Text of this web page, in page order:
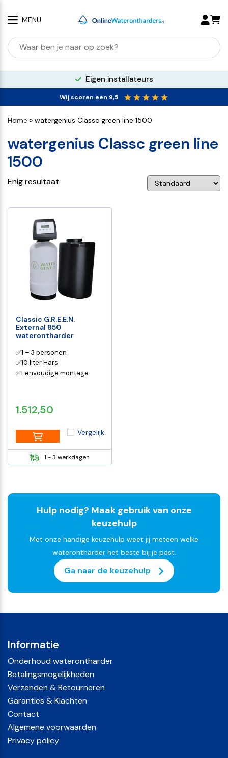
MENU
Zoeken
naar:
Eigen installateurs
Wij scoren een 9,5
Home » watergenius Classc green line 1500
watergenius Classc green line
1500
Enig resultaat
Classic G.R.E.E.N.
External 850
waterontharder
1.512,50
✅1 – 3 personen
✅10 liter Hars
✅Eenvoudige montage
1 - 3 werkdagen
Vergelijk
Hulp nodig? Maak gebruik van onze
keuzehulp
Met onze handige keuzehulp weet jij meteen welke
waterontharder het beste bij je past.
Ga naar de keuzehulp
Informatie
Onderhoud waterontharder
Betalingsmogelijkheden
Verzenden & Retourneren
Garanties & Klachten
Contact
Algemene voorwaarden
Privacy policy